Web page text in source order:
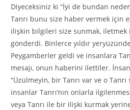
Diyeceksiniz ki “İyi de bundan
Tanrı bunu size haber vermek için
ilişkin bilgileri size sunmak,
gönderdi. Binlerce yıldır
Peygamberler geldi ve insanlara
mesajı, onun haberini ilettiler.
“Üzülmeyin, bir Tanrı var ve o
insanlar Tanrı’nın onlarla
veya Tanrı ile bir ilişki kurmak